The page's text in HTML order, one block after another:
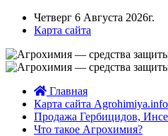
Четверг 6 Августа 2026г.
Карта сайта
Главная
Карта сайта Agrohimiya.info
Продажа Гербицидов,
Что такое Агрохимия?